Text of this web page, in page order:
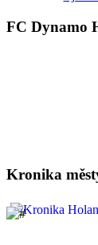
FC Dynamo
Kronika